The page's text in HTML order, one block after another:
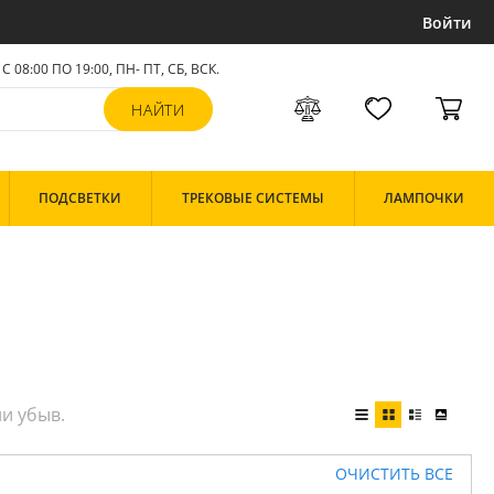
Войти
С 08:00 ПО 19:00, ПН- ПТ, СБ, ВСК.
ПОДСВЕТКИ ТРЕКОВЫЕ СИСТЕМЫ ЛАМПОЧКИ
ОЧИСТИТЬ ВСЕ